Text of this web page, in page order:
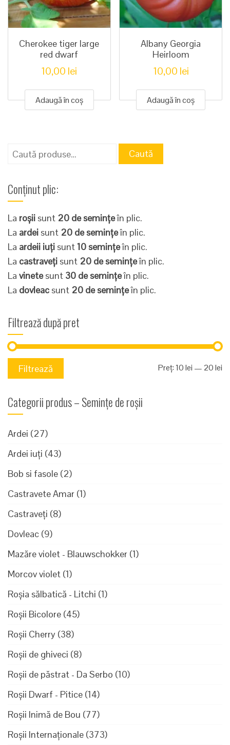
Cherokee tiger large
red dwarf
10,00 lei
Adaugă în coș
Albany Georgia
Heirloom
10,00 lei
Adaugă în coș
Caută
Caută
Conținut plic:
La roșii sunt 20 de semințeîn plic.
La ardei sunt 20 de semințeîn plic.
La ardeii iuți sunt10 semințeîn plic.
La castraveți sunt 20 de semințeîn plic.
La vinetesunt 30 de semințeîn plic.
La dovleac sunt 20 de semințeîn plic.
Filtrează după pret
Filtrează Preț:10 lei — 20 lei
Categorii produs – Semințe de roșii
Ardei (27)
Ardei iuți (43)
Bob si fasole (2)
Castravete Amar (1)
Castraveți (8)
Dovleac (9)
Mazăre violet - Blauwschokker (1)
Morcov violet (1)
Roșia sălbatică - Litchi (1)
Roșii Bicolore (45)
Roșii Cherry (38)
Roșii de ghiveci (8)
Roșii de păstrat - Da Serbo (10)
Roșii Dwarf - Pitice (14)
Roșii Inimă de Bou (77)
Roșii Internaționale (373)